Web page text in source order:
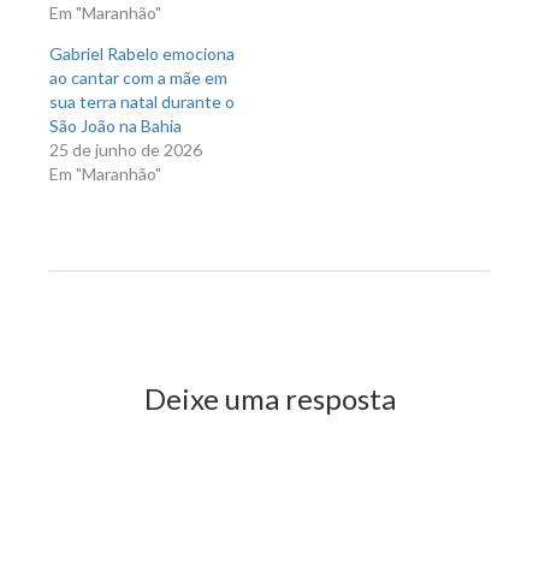
Em "Maranhão"
Gabriel Rabelo emociona
ao cantar com a mãe em
sua terra natal durante o
São João na Bahia
25 de junho de 2026
Em "Maranhão"
Deixe uma resposta